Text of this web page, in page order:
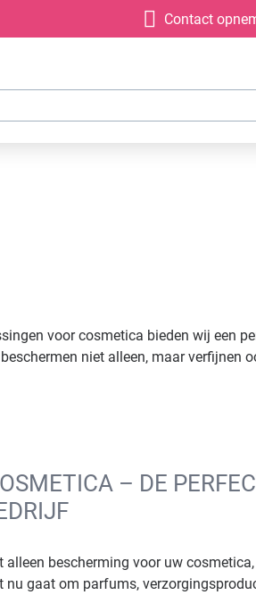
Contact
voor cosmetica bieden wij een
niet alleen, maar verfijnen
– DE
bescherming voor uw
nu gaat om parfums,